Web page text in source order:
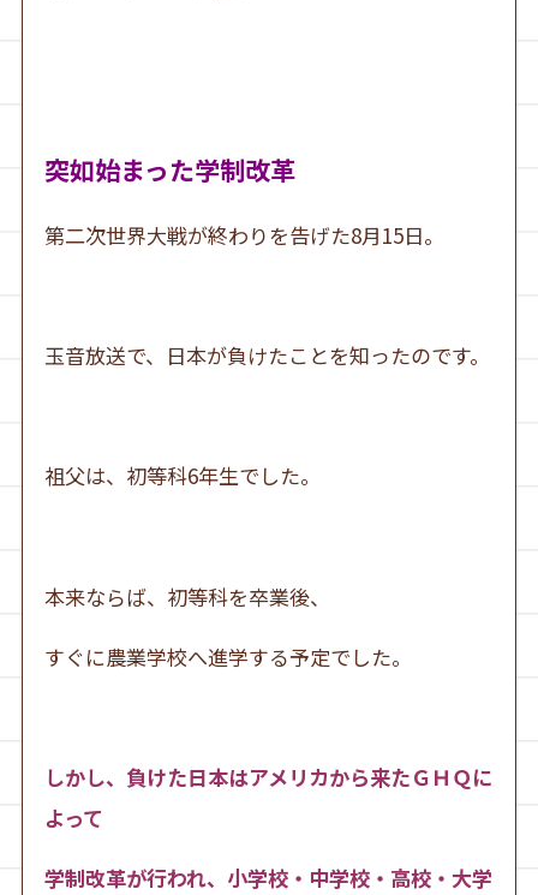
突如始まった学制改革
第二次世界大戦が終わりを告げた8月15日。
玉音放送で、日本が負けたことを知ったのです。
祖父は、初等科6年生でした。
本来ならば、初等科を卒業後、
すぐに農業学校へ進学する予定でした。
しかし、負けた日本はアメリカから来たＧＨＱに
よって
学制改革が行われ、小学校・中学校・高校・大学